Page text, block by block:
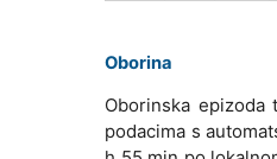
Oborina
Oborinska
podacima s